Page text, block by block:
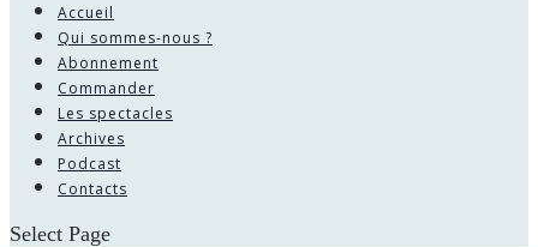
Accueil
Qui sommes-nous ?
Abonnement
Commander
Les spectacles
Archives
Podcast
Contacts
Select Page